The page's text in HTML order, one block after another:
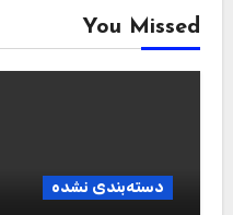
You Missed
دسته‌بندی نشده